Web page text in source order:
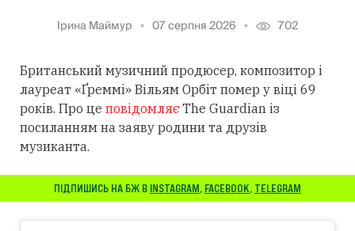
Ірина Маймур 07 серпня 2026 702
Британський музичний продюсер, композитор і
лауреат «Ґреммі» Вільям Орбіт помер у віці 69
років. Про це повідомляєThe Guardian із
посиланням на заяву родини та друзів
музиканта.
ПІДПИШИСЬ НА БЖ В INSTAGRAM, FACEBOOK, TELEGRAM